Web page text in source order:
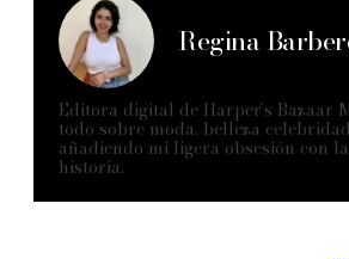
Regina
Editora digital de Harper’s Bazaar
todo sobre moda, belleza
añadiendo mi ligera obsesión con
historia.